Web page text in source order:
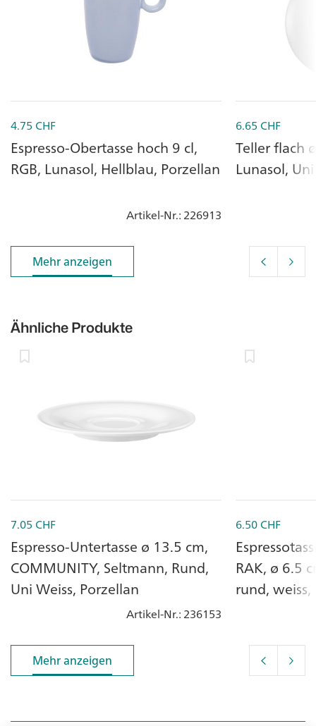
4.75 CHF
Espresso-Obertasse hoch 9 cl,
RGB, Lunasol, Hellblau, Porzellan
Artikel-Nr.: 226913
6.65 CHF
Teller flach
Lunasol,
Mehr anzeigen
Mehr anzeigen
Ähnliche Produkte
7.05 CHF
Espresso-Untertasse ø 13.5 cm,
COMMUNITY, Seltmann, Rund,
Uni Weiss, Porzellan
Artikel-Nr.: 236153
6.50CHF
RAK, ø 6.5
rund,
Mehr anzeigen
Mehr anzeigen